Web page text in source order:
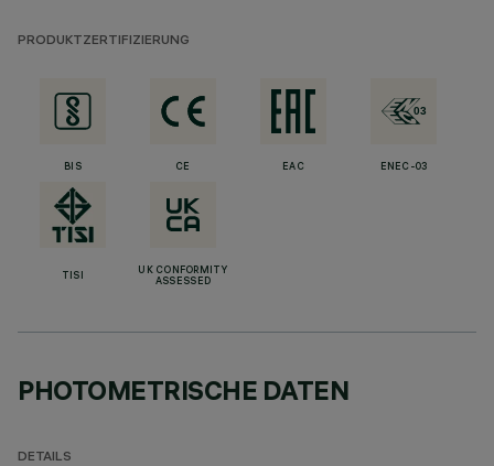
PRODUKTZERTIFIZIERUNG
BIS CE EAC ENEC-03
TISI
UK CONFORMITY
ASSESSED
PHOTOMETRISCHE DATEN
DETAILS